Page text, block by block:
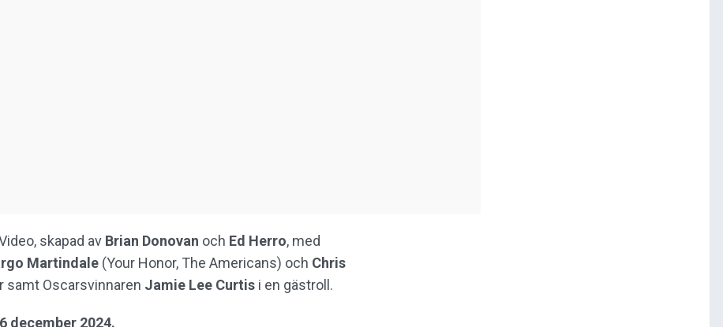
skapad av Brian Donovan och Ed Herro, med
Martindale (Your Honor, The Americans) och Chris
samt Oscarsvinnaren Jamie Lee Curtis i en gästroll.
december 2024.